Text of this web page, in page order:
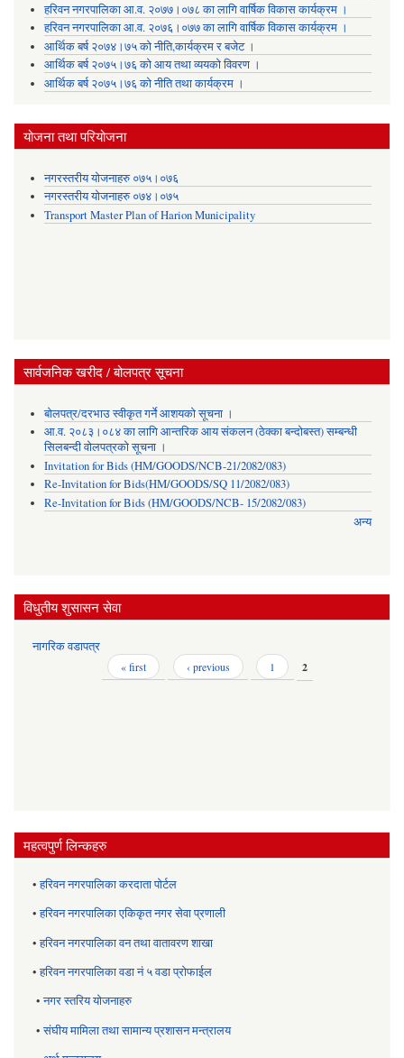
हरिवन नगरपालिका आ‍.व. २०७७।०७८ का लागि वार्षिक विकास कार्यक्रम ।
हरिवन नगरपालिका आ‍.व. २०७६।०७७ का लागि वार्षिक विकास कार्यक्रम ।
आर्थिक बर्ष २०७४।७५ को नीति,कार्यक्रम र बजेट ।
आर्थिक बर्ष २०७५।७६ को आय तथा व्ययकाे विवरण ।
आर्थिक बर्ष २०७५।७६ को नीति तथा कार्यक्रम ।
योजना तथा परियोजना
नगरस्तरीय योजनाहरु ०७५।०७६
नगरस्तरीय योजनाहरु ०७४।०७५
Transport Master Plan of Harion Municipality
सार्वजनिक खरीद / बोलपत्र सूचना
बोलपत्र/दरभाउ स्वीकृत गर्ने आशयको सूचना ।
आ.व. २०८३।०८४ का लागि आन्तरिक आय संकलन (ठेक्का बन्दोबस्त) सम्बन्धी
सिलबन्दी वोलपत्रको सूचना ।
Invitation for Bids (HM/GOODS/NCB-21/2082/083)
Re-Invitation for Bids(HM/GOODS/SQ 11/2082/083)
Re-Invitation for Bids (HM/GOODS/NCB- 15/2082/083)
अन्य
विधुतीय शुसासन सेवा
नागरिक वडापत्र
« first ‹ previous 1 2
महत्वपुर्ण लिन्कहरु
•हरिवन नगरपालिका करदाता पोर्टल
•हरिवन नगरपालिका एकिकृत नगर सेवा प्रणाली
•हरिवन नगरपालिका वन तथा वातावरण शाखा
•हरिवन नगरपालिका वडा नं ५ वडा प्रोफाईल
•नगर स्तरिय याेजनाहरु
•संघीय मामिला तथा सामान्य प्रशासन मन्त्रालय